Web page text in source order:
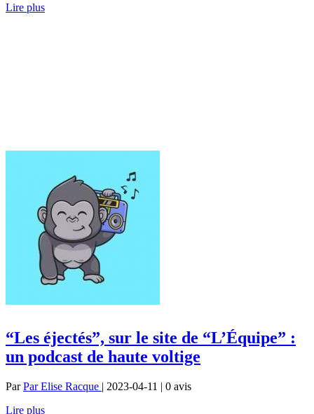
Lire plus
“Les éjectés”, sur le site de “L’Équipe” :
un podcast de haute voltige
ParPar Elise Racque | 2023-04-11 | 0 avis
Lire plus